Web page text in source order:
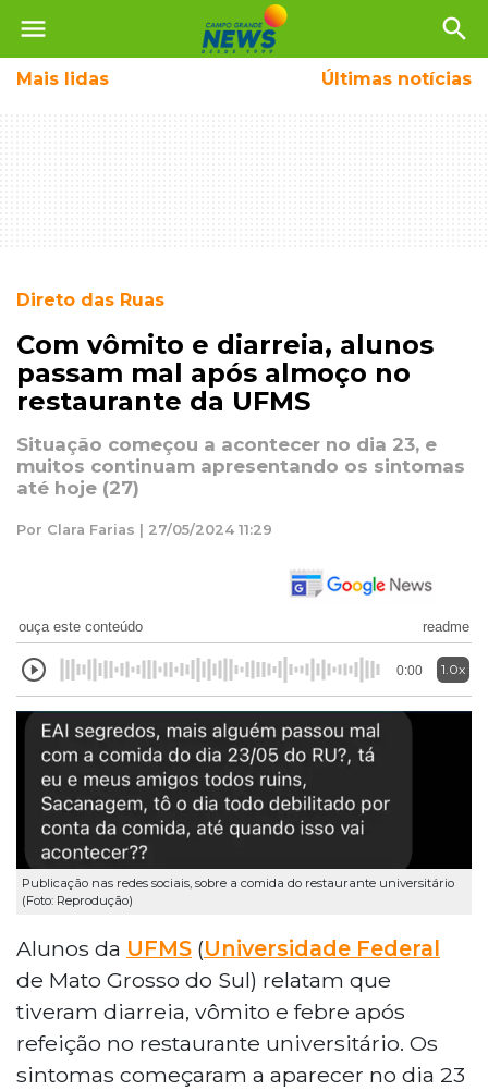
menu search
Mais lidas Últimas notícias
Direto das Ruas
Com vômito e diarreia, alunos
passam mal após almoço no
restaurante da UFMS
Situação começou a acontecer no dia 23, e
muitos continuam apresentando os sintomas
até hoje (27)
Por Clara Farias | 27/05/2024 11:29
ouça este conteúdo readme
0:00 1.0x
Publicação nas redes sociais, sobre a comida do restaurante universitário
(Foto: Reprodução)
Alunos da UFMS (Universidade Federal
de Mato Grosso do Sul) relatam que
tiveram diarreia, vômito e febre após
refeição no restaurante universitário. Os
sintomas começaram a aparecer no dia 23